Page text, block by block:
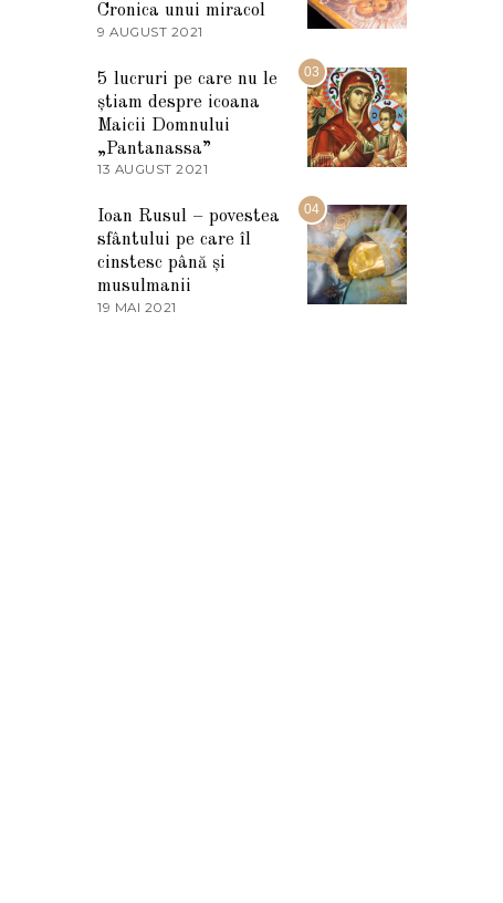
2
0
Cronica unui miracol
9 AUGUST 2021
A
R
T
I
2
2
2
03
5 lucruri pe care nu le
știam despre icoana
Maicii Domnului
„Pantanassa”
13 AUGUST 2021
U
G
U
S
04
Ioan Rusul – povestea
sfântului pe care îl
cinstesc până și
musulmanii
19 MAI 2021